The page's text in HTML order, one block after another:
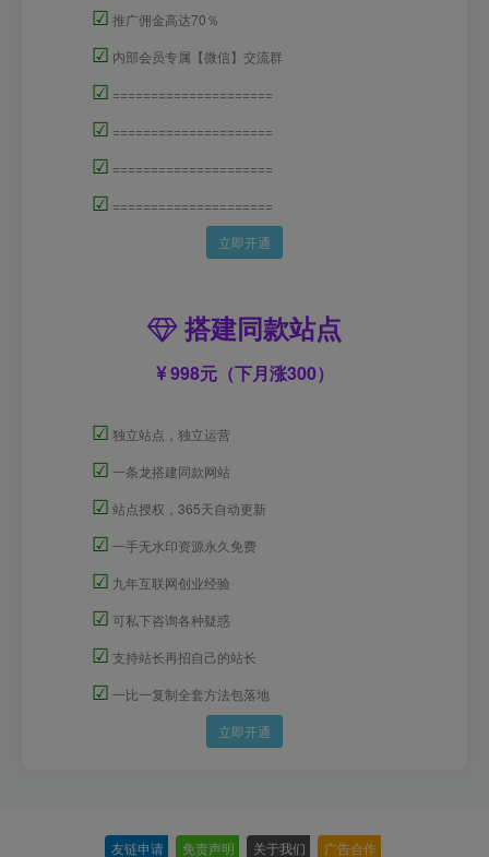
☑ 推广佣金高达70％
☑ 内部会员专属【微信】交流群
☑ =====================
☑ =====================
☑ =====================
☑ =====================
立即开通
搭建同款站点
998元（下月涨300）
☑ 独立站点，独立运营
☑ 一条龙搭建同款网站
☑ 站点授权，365天自动更新
☑ 一手无水印资源永久免费
☑ 九年互联网创业经验
☑ 可私下咨询各种疑惑
☑ 支持站长再招自己的站长
☑ 一比一复制全套方法包落地
立即开通
友链申请 免责声明 关于我们 广告合作